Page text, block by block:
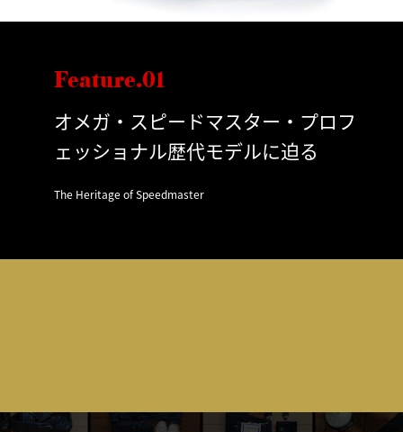
Feature.01
オメガ・スピードマスター・プロフ
ェッショナル歴代モデルに迫る
The Heritage of Speedmaster